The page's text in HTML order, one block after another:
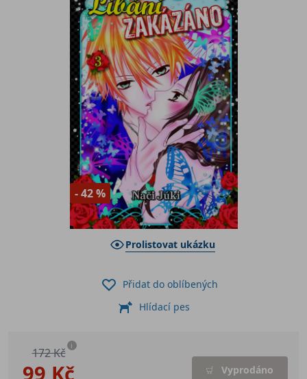
- 42 %
Prolistovat ukázku
99 Kč
172 Kč i
Vyprodáno
Přidat do oblíbených
Hlídací pes